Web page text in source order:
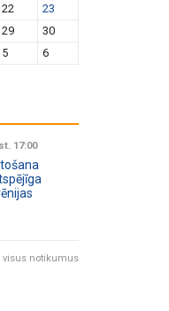
22
23
29
30
5 6
17:00
visus notikumus